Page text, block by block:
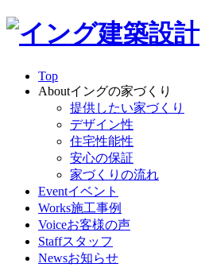
Top
Aboutイングの家づくり
提供したい家づくり
デザイン性
住宅性能性
安心の保証
家づくりの流れ
Eventイベント
Works施工事例
Voiceお客様の声
Staffスタッフ
Newsお知らせ